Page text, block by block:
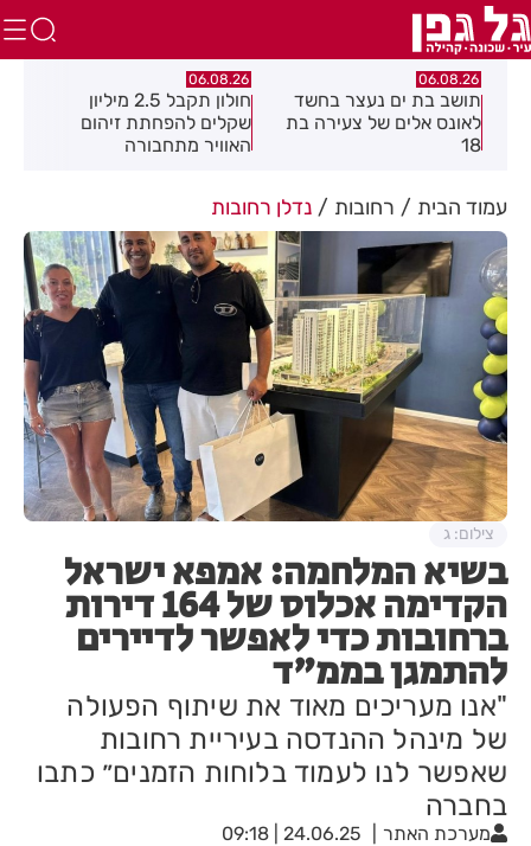
06.08.26
תושב בת ים נעצר בחשד
לאונס אלים של צעירה בת
18
06.08.26
חולון תקבל 2.5 מיליון
שקלים להפחתת זיהום
האוויר מתחבורה
עמוד הבית רחובות נדלן רחובות
בשיא המלחמה: אמפא ישראל
הקדימה אכלוס של 164 דירות
ברחובות כדי לאפשר לדיירים
להתמגן בממ"ד
"אנו מעריכים מאוד את שיתוף הפעולה
של מינהל ההנדסה בעיריית רחובות
שאפשר לנו לעמוד בלוחות הזמנים״ כתבו
בחברה
מערכת האתר 24.06.25 | 09:18
צילום: ג